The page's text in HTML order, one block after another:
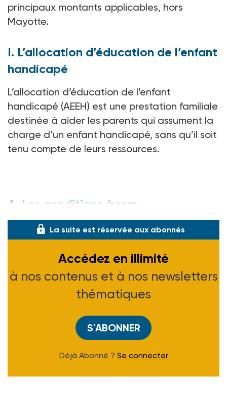
principaux montants applicables, hors
Mayotte.
I. L’allocation d’éducation de l’enfant
handicapé
L’allocation d’éducation de l’enfant
handicapé (AEEH) est une prestation familiale
destinée à aider les parents qui assument la
charge d’un enfant handicapé, sans qu’il soit
tenu compte de leurs ressources.
A. Les conditions à rem
La suite est réservée aux abonnés
Accédez en illimité
à nos contenus et à nos newsletters
thématiques
S'ABONNER
Déjà Abonné ? Se connecter